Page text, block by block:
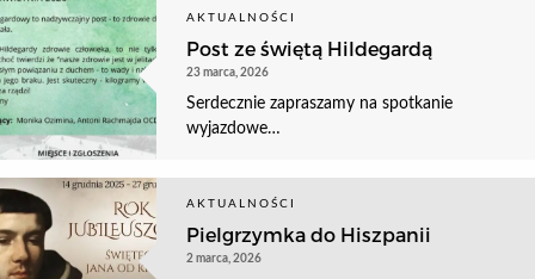
AKTUALNOŚCI
Post ze świętą Hildegardą
23 marca, 2026
Serdecznie zapraszamy na spotkanie
wyjazdowe…
AKTUALNOŚCI
Pielgrzymka do Hiszpanii
2 marca, 2026